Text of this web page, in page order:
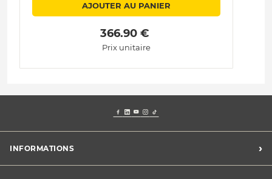
AJOUTER AU PANIER
366.90 €
Prix unitaire
INFORMATIONS ›